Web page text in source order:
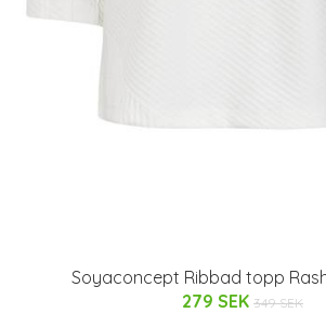
Soyaconcept Ribbad topp
279 SEK 349 SEK